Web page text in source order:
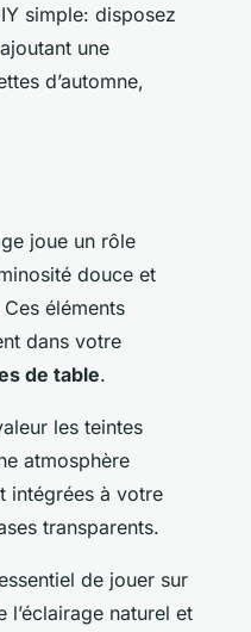
simple: disposez
une
d’automne,
joue un rôle
douce et
éléments
dans votre
de table.
les teintes
atmosphère
intégrées à votre
transparents.
de jouer sur
l’éclairage naturel et